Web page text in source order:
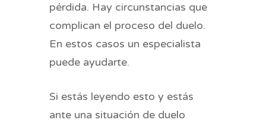
pérdida. Hay circunstancias que
complican el proceso del duelo.
En estos casos un especialista
puede ayudarte.
Si estás leyendo esto y estás
ante una situación de duelo